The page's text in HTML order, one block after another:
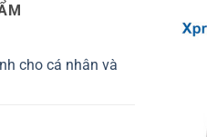
cho cá nhân và